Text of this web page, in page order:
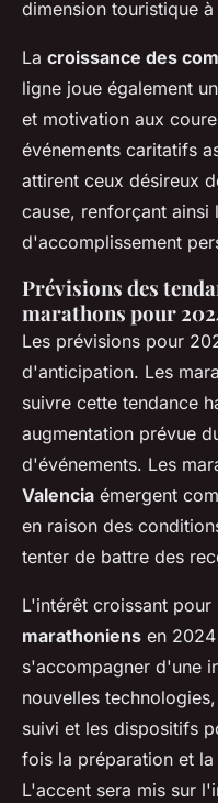
dimension touristique
La croissance des
ligne joue également
et motivation aux
événements caritatifs
attirent ceux désireux
cause, renforçant ainsi
d'accomplissement
Prévisions des
marathons pour
Les prévisions pour
d'anticipation. Les
suivre cette tendance
augmentation prévue
d'événements. Les
Valencia émergent
en raison des
tenter de battre des
L'intérêt croissant pour
marathoniens en
s'accompagner d'une
nouvelles
suivi et les dispositifs
fois la préparation et
L'accent sera mis sur